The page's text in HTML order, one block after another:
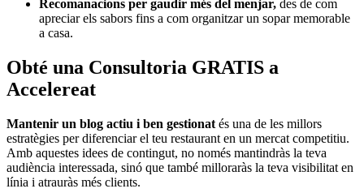
Recomanacions per gaudir més del menjar, des de com
apreciar els sabors fins a com organitzar un sopar memorable
a casa.
Obté una Consultoria GRATIS a
Accelereat
Mantenir un blog actiu i ben gestionat és una de les millors
estratègies per diferenciar el teu restaurant en un mercat competitiu.
Amb aquestes idees de contingut, no només mantindràs la teva
audiència interessada, sinó que també milloraràs la teva visibilitat en
línia i atrauràs més clients.